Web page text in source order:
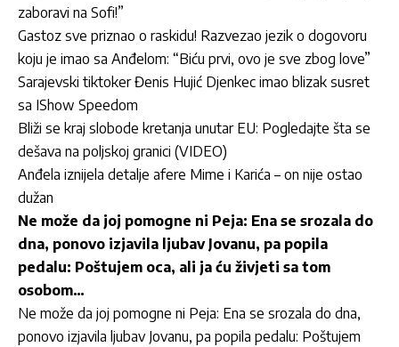
zaboravi na Sofi!”
Gastoz sve priznao o raskidu! Razvezao jezik o dogovoru
koju je imao sa Anđelom: “Biću prvi, ovo je sve zbog love”
Sarajevski tiktoker Đenis Hujić Djenkec imao blizak susret
sa IShow Speedom
Bliži se kraj slobode kretanja unutar EU: Pogledajte šta se
dešava na poljskoj granici (VIDEO)
Anđela iznijela detalje afere Mime i Karića – on nije ostao
dužan
Ne može da joj pomogne ni Peja: Ena se srozala do
dna, ponovo izjavila ljubav Jovanu, pa popila
pedalu: Poštujem oca, ali ja ću živjeti sa tom
osobom…
Ne može da joj pomogne ni Peja: Ena se srozala do dna,
ponovo izjavila ljubav Jovanu, pa popila pedalu: Poštujem